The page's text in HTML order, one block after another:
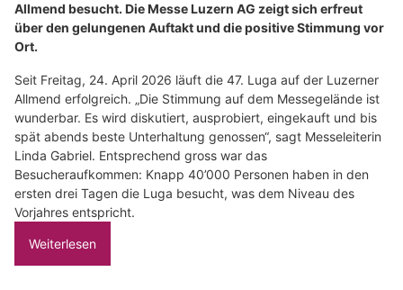
Allmend besucht. Die Messe Luzern AG zeigt sich erfreut
über den gelungenen Auftakt und die positive Stimmung vor
Ort.
Seit Freitag, 24. April 2026 läuft die 47. Luga auf der Luzerner
Allmend erfolgreich. „Die Stimmung auf dem Messegelände ist
wunderbar. Es wird diskutiert, ausprobiert, eingekauft und bis
spät abends beste Unterhaltung genossen“, sagt Messeleiterin
Linda Gabriel. Entsprechend gross war das
Besucheraufkommen: Knapp 40’000 Personen haben in den
ersten drei Tagen die Luga besucht, was dem Niveau des
Vorjahres entspricht.
Weiterlesen